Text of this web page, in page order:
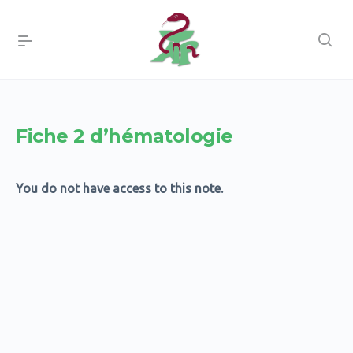
Fiche 2 d’hématologie
You do not have access to this note.